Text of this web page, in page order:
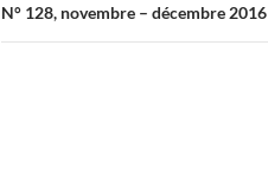
N° 128, novembre – décembre 2016